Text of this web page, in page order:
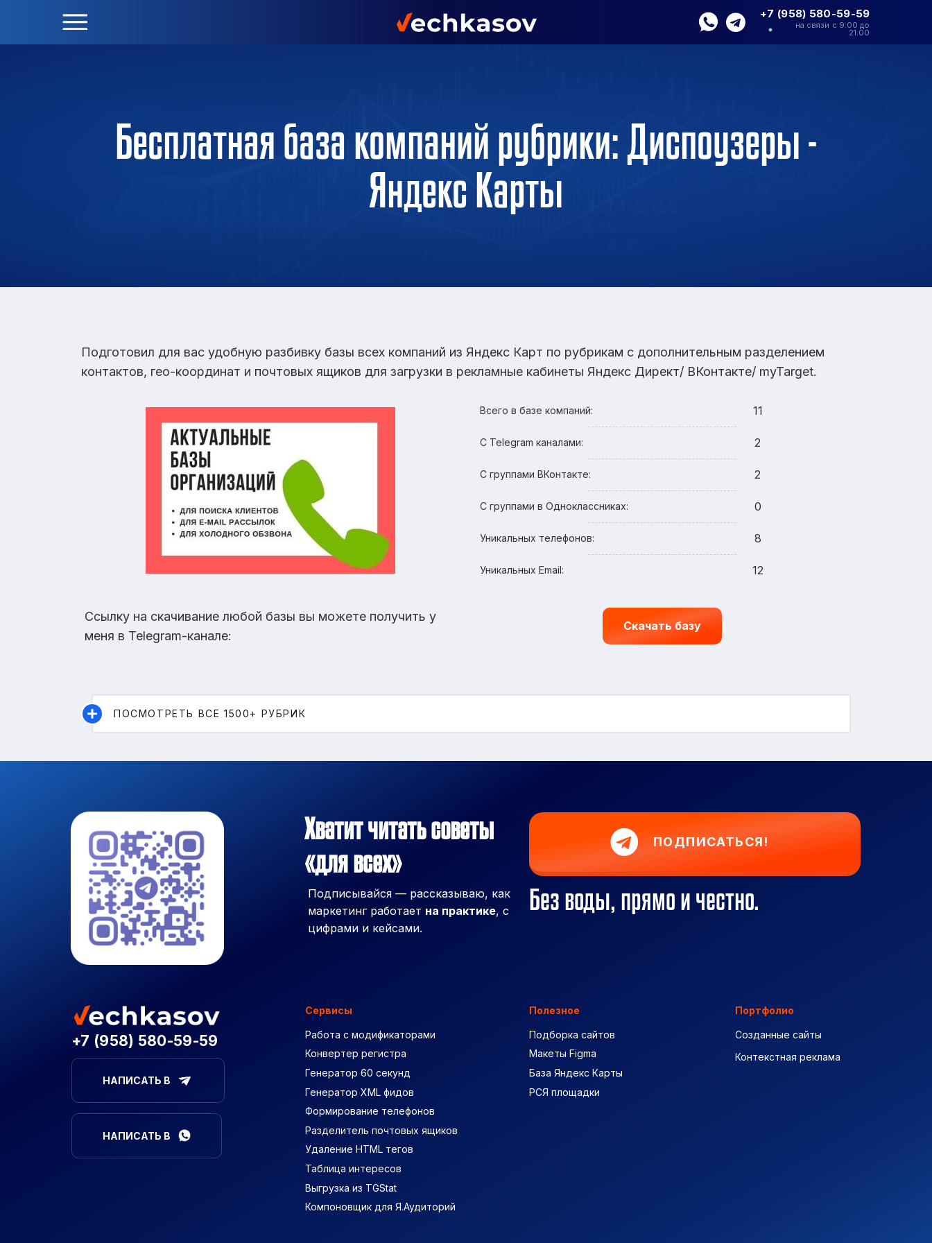
+7 (958) 580-59-59
на связи с 9:00 до
21:00
Бесплатная база компаний рубрики: Диспоузеры -
Яндекс Карты
Подготовил для вас удобную разбивку базы всех компаний из Яндекс Карт по рубрикам с дополнительным разделением
контактов, гео-координат и почтовых ящиков для загрузки в рекламные кабинеты Яндекс Директ/ ВКонтакте/ myTarget.
Всего в базе компаний: 11
С Telegram каналами: 2
С группами ВКонтакте: 2
С группами в Одноклассниках: 0
Уникальных телефонов: 8
Уникальных Email: 12
Ссылку на скачивание любой базы вы можете получить у
меня в Telegram-канале:
Скачать базу
ПОСМОТРЕТЬ ВСЕ 1500+ РУБРИК
Хватит читать советы
«для всех»
Подписывайся — рассказываю, как
маркетинг работает на практике, с
цифрами и кейсами.
ПОДПИСАТЬСЯ!
Без воды, прямо и честно.
+7 (958) 580-59-59
НАПИСАТЬ В
НАПИСАТЬ В
Сервисы
Работа с модификаторами
Конвертер регистра
Генератор 60 секунд
Генератор XML фидов
Формирование телефонов
Разделитель почтовых ящиков
Удаление HTML тегов
Таблица интересов
Выгрузка из TGStat
Компоновщик для Я.Аудиторий
Полезное
Подборка сайтов
Макеты Figma
База Яндекс Карты
РСЯ площадки
Портфолио
Созданные сайты
Контекстная реклама